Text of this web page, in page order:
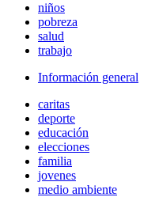
niños
pobreza
salud
trabajo
Información general
caritas
deporte
educación
elecciones
familia
jovenes
medio ambiente